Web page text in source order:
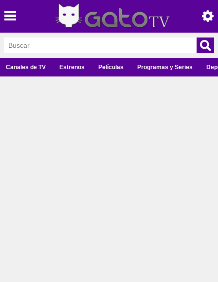
Canales de TV Estrenos Películas Programas y Series